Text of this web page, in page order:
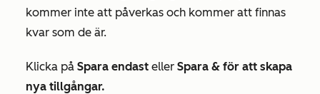
kommer inte att påverkas och kommer att finnas
kvar som de är.
Klicka på Spara endast eller Spara & för att skapa
nya tillgångar.